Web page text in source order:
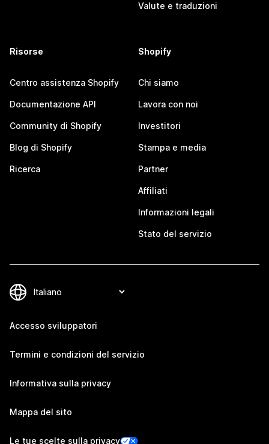
Valute e traduzioni
Risorse
Centro assistenza Shopify
Documentazione API
Community di Shopify
Blog di Shopify
Ricerca
Shopify
Chi siamo
Lavora con noi
Investitori
Stampa e media
Partner
Affiliati
Informazioni legali
Stato del servizio
Accesso sviluppatori
Termini e condizioni del servizio
Informativa sulla privacy
Mappa del sito
Le tue scelte sulla privacy